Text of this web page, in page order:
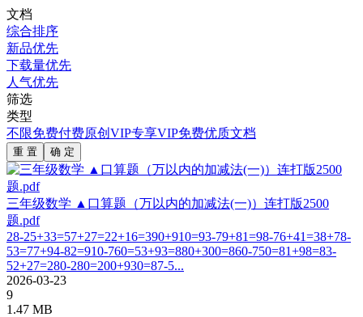
文档
综合排序
新品优先
下载量优先
人气优先
筛选
类型
不限免费付费原创 VIP专享VIP免费优质文档
重 置 确 定
三年级数学 ▲口算题（万以内的加减法(一)）连打版2500
题.pdf
28-25+33=57+27=22+16=390+910=93-79+81=98-76+41=38+78-
53=77+94-82=910-760=53+93=880+300=860-750=81+98=83-
52+27=280-280=200+930=87-5...
2026-03-23
9
1.47 MB